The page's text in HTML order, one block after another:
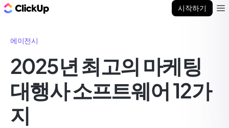
시작하기
에이전시
2025년 최고의 마케팅
대행사 소프트웨어 12가
지